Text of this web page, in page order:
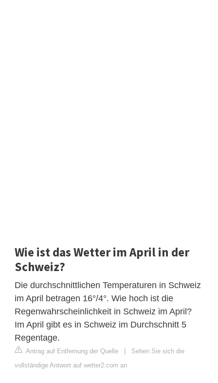
Wie ist das Wetter im April in der
Schweiz?
Die durchschnittlichen Temperaturen in Schweiz
im April betragen 16°/4°. Wie hoch ist die
Regenwahrscheinlichkeit in Schweiz im April?
Im April gibt es in Schweiz im Durchschnitt 5
Regentage.
Antrag auf Entfernung der Quelle | Sehen Sie sich die
vollständige Antwort auf wetter2.com an